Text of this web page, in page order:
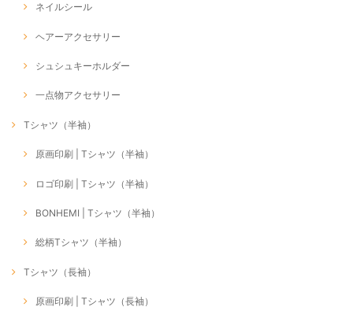
ネイルシール
ヘアーアクセサリー
シュシュキーホルダー
一点物アクセサリー
Tシャツ（半袖）
原画印刷 | Tシャツ（半袖）
ロゴ印刷 | Tシャツ（半袖）
BONHEMI | Tシャツ（半袖）
総柄Tシャツ（半袖）
Tシャツ（長袖）
原画印刷 | Tシャツ（長袖）